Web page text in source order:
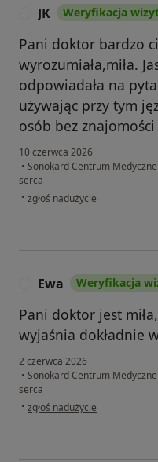
JK Weryfikacja
Pani doktor bardzo
wyrozumiała,miła.
odpowiadała na
używając przy tym
osób bez
10 czerwca 2026
• Sonokard Centrum Medyczne
serca
• w opinii użytkownika JK
zgłoś nadużycie
Ewa Weryfikacja
Pani doktor jest
wyjaśnia dokładnie
2 czerwca 2026
• Sonokard Centrum Medyczne
serca
• w opinii użytkownika Ewa
zgłoś nadużycie